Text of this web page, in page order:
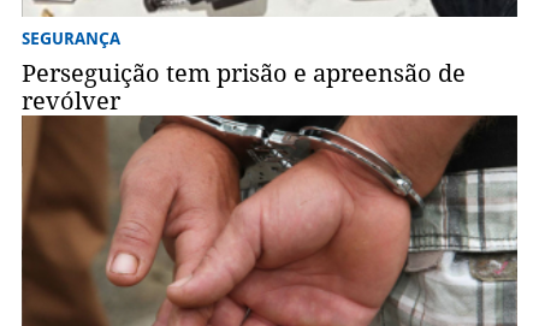
SEGURANÇA
Perseguição tem prisão e apreensão de
revólver